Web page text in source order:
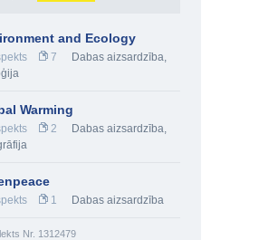
and Ecology
7 Dabas aizsardzība,
Warming
2 Dabas aizsardzība,
1 Dabas aizsardzība
Nr. 1312479